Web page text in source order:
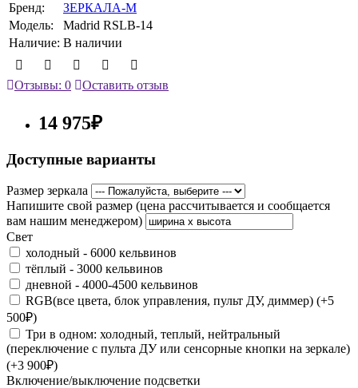
Бренд:
ЗЕРКАЛА-М
Модель:
Madrid RSLB-14
Наличие: В наличии
Отзывы: 0 Оставить отзыв
14 975₽
Доступные варианты
Размер зеркала
Напишите свой размер (цена рассчитывается и сообщается
вам нашим менеджером)
Свет
холодный - 6000 кельвинов
тёплый - 3000 кельвинов
дневной - 4000-4500 кельвинов
RGB(все цвета, блок управления, пульт ДУ, диммер) (+5
500₽)
Три в одном: холодный, теплый, нейтральный
(переключение с пульта ДУ или сенсорные кнопки на зеркале)
(+3 900₽)
Включение/выключение подсветки